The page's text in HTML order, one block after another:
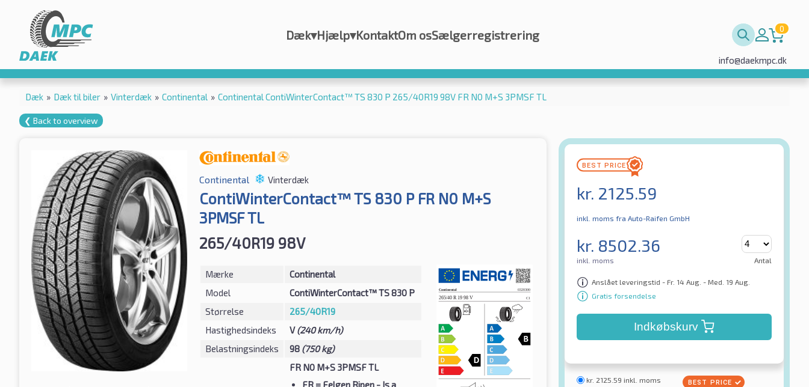
Dæk▾Hjælp▾KontaktOm osSælgerregistrering 0
info@daekmpc.dk
Dæk » Dæk til biler » Vinterdæk » Continental » Continental ContiWinterContact™ TS 830 P 265/40R19 98V FR N0 M+S 3PMSF TL
❮ Back to overview
Continental Vinterdæk
ContiWinterContact™ TS 830 P FR N0 M+S
3PMSF TL
265/40R19 98V
Mærke
Continental
Model
ContiWinterContact™ TS 830 P
Størrelse
265/40R19
Hastighedsindeks
V(240 km/h)
Belastningsindeks
98 (750 kg)
FR N0 M+S 3PMSF TL
FR= Felgen Ripen - Is a
kr. 2125.59
inkl. moms fra Auto-Raifen GmbH
kr. 8502.36
inkl. moms Antal
Anslået leveringstid - Fr. 14 Aug. - Med. 19 Aug.
Gratis forsendelse
Indkøbskurv
kr. 2125.59 inkl. moms